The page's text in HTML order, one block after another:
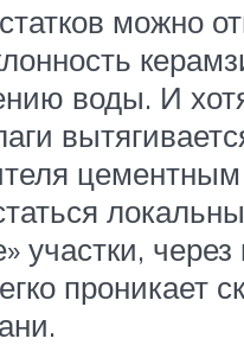
можно
воды. И
участки, через
проникает